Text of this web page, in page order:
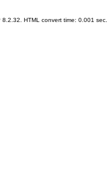
HTML convert time: 0.001 sec.